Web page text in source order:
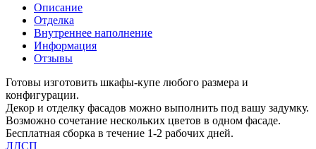
Описание
Отделка
Внутреннее наполнение
Информация
Отзывы
Готовы изготовить шкафы-купе любого размера и
конфигурации.
Декор и отделку фасадов можно выполнить под вашу задумку.
Возможно сочетание нескольких цветов в одном фасаде.
Бесплатная сборка в течение 1-2 рабочих дней.
ЛДСП